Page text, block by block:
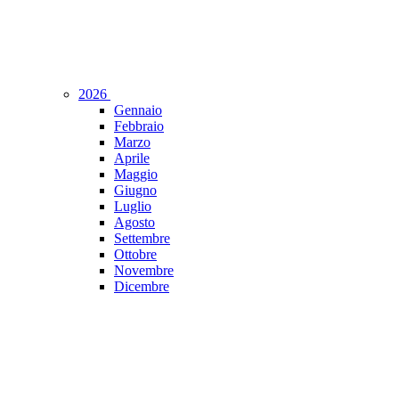
2026
Gennaio
Febbraio
Marzo
Aprile
Maggio
Giugno
Luglio
Agosto
Settembre
Ottobre
Novembre
Dicembre